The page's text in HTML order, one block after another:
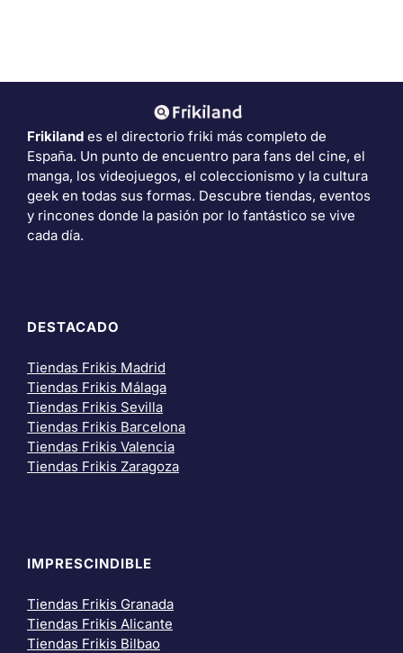
Frikiland es el directorio friki más completo de
España. Un punto de encuentro para fans del cine, el
manga, los videojuegos, el coleccionismo y la cultura
geek en todas sus formas. Descubre tiendas, eventos
y rincones donde la pasión por lo fantástico se vive
cada día.
DESTACADO
Tiendas Frikis Madrid
Tiendas Frikis Málaga
Tiendas Frikis Sevilla
Tiendas Frikis Barcelona
Tiendas Frikis Valencia
Tiendas Frikis Zaragoza
IMPRESCINDIBLE
Tiendas Frikis Granada
Tiendas Frikis Alicante
Tiendas Frikis Bilbao